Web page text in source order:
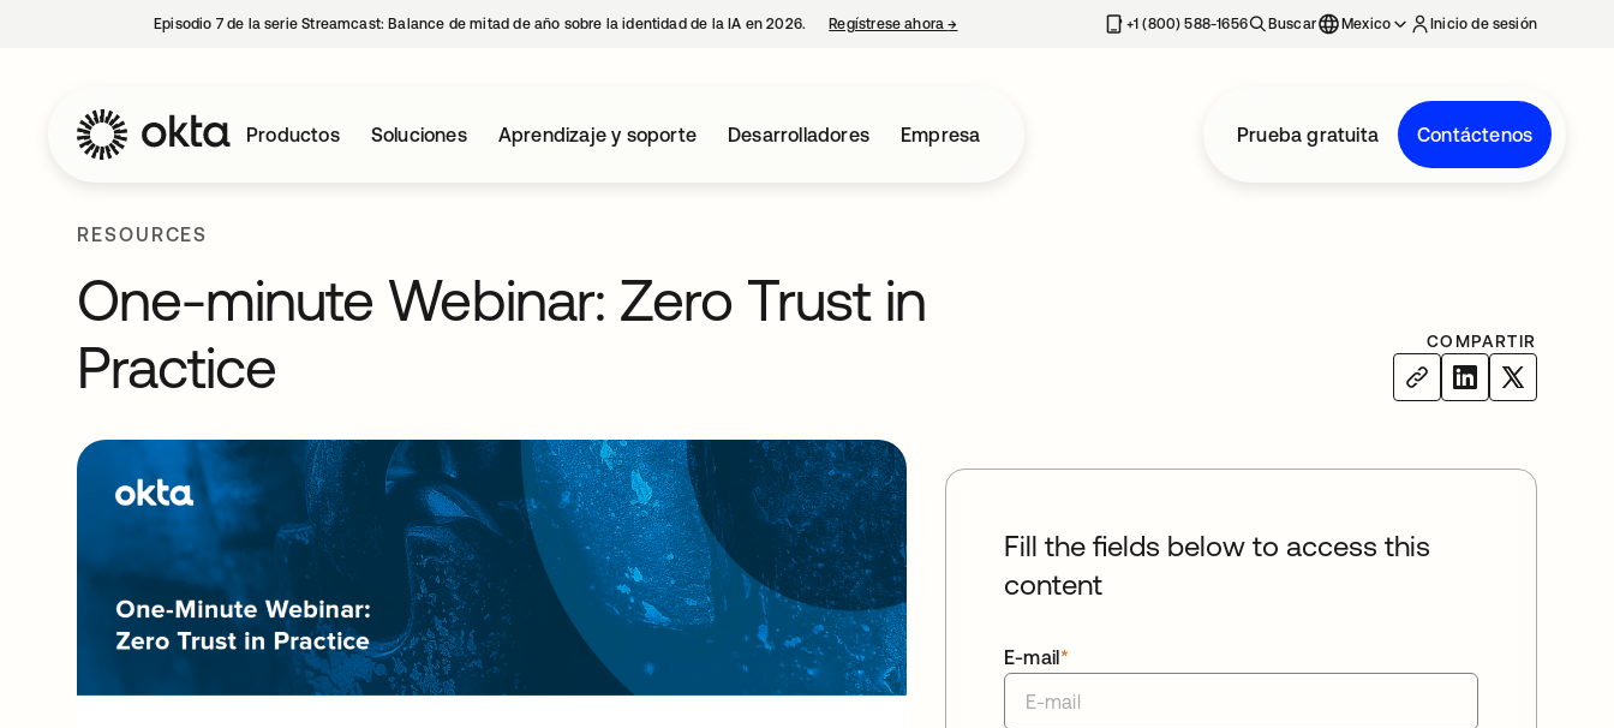
Episodio 7 de la serie Streamcast: Balance de mitad de año sobre la identidad de la IA en 2026. Regístrese ahora→ se abre en una pestaña nueva+1 (800) 588-1656 Buscar Mexico Inicio de sesión
Productos Soluciones Aprendizaje y soporte Desarrolladores Empresa Prueba gratuita Contáctenos
RESOURCES
One-minute Webinar: Zero Trust in
Practice
COMPARTIR
Fill the fields below to access this
content
*
E-mail